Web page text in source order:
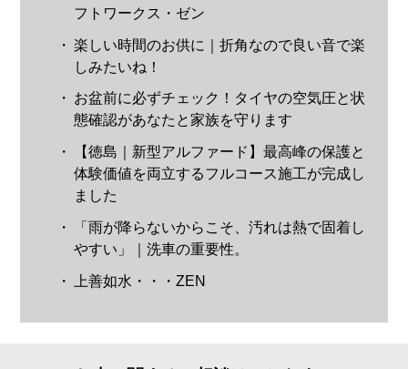
フトワークス・ゼン
・ 楽しい時間のお供に｜折角なので良い音で楽
しみたいね！
・ お盆前に必ずチェック！タイヤの空気圧と状
態確認があなたと家族を守ります
・
【徳島｜新型アルファード】最高峰の保護と
体験価値を両立するフルコース施工が完成し
ました
・
「雨が降らないからこそ、汚れは熱で固着し
やすい」｜洗車の重要性。
・ 上善如水・・・ZEN